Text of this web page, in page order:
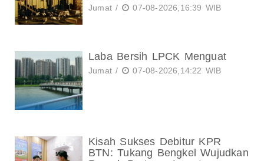
Jumat / 07-08-2026,16:39 WIB
Laba Bersih LPCK Menguat
Jumat / 07-08-2026,14:22 WIB
Kisah Sukses Debitur KPR
BTN: Tukang Bengkel Wujudkan